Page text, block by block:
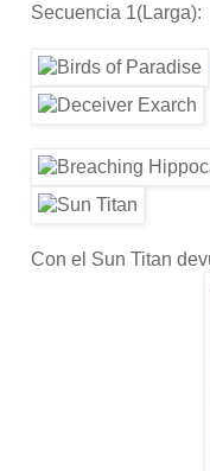
Secuencia 1(Larga):
Con el Sun Titan